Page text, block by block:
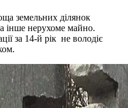
земельних ділянок
інше нерухоме майно.
за 14-й рік не володіє